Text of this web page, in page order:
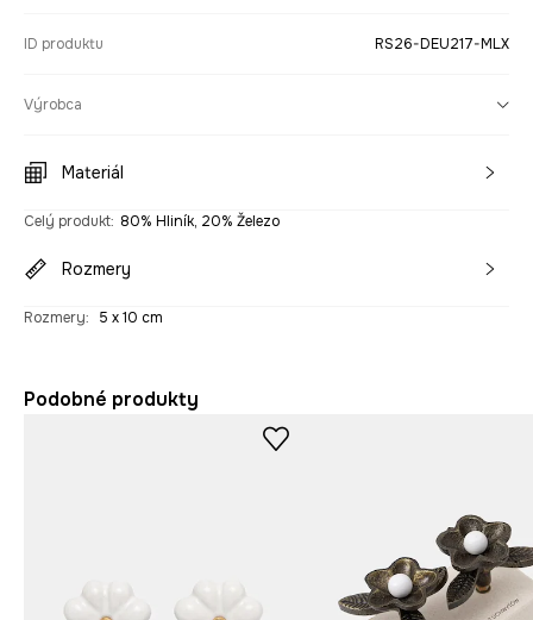
ID produktu RS26-DEU217-MLX
Výrobca
Materiál
Celý produkt: 80% Hliník, 20% Železo
Rozmery
Rozmery: 5 x 10 cm
Podobné produkty